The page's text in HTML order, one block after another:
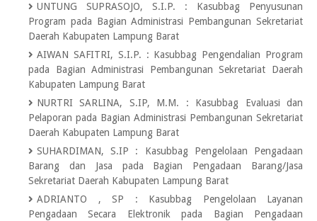
UNTUNG SUPRASOJO, S.I.P.
:
Kasubbag Penyusunan
Program pada Bagian Administrasi Pembangunan Sekretariat
Daerah Kabupaten Lampung Barat
AIWAN SAFITRI, S.I.P. : Kasubbag Pengendalian Program
pada Bagian Administrasi Pembangunan Sekretariat Daerah
Kabupaten Lampung Barat
NURTRI SARLINA, S.IP, M.M.
:
Kasubbag Evaluasi dan
Pelaporan pada Bagian Administrasi Pembangunan Sekretariat
Daerah Kabupaten Lampung Barat
SUHARDIMAN, S.IP
:
Kasubbag Pengelolaan Pengadaan
Barang dan Jasa pada Bagian Pengadaan Barang/Jasa
Sekretariat Daerah Kabupaten Lampung Barat
ADRIANTO , SP
:
Kasubbag Pengelolaan Layanan
Pengadaan Secara Elektronik pada Bagian Pengadaan